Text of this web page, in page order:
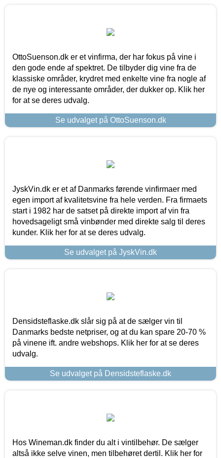
OttoSuenson.dk er et vinfirma, der har fokus på vine i
den gode ende af spektret. De tilbyder dig vine fra de
klassiske områder, krydret med enkelte vine fra nogle af
de nye og interessante områder, der dukker op. Klik her
for at se deres udvalg.
Se udvalget på OttoSuenson.dk
JyskVin.dk er et af Danmarks førende vinfirmaer med
egen import af kvalitetsvine fra hele verden. Fra firmaets
start i 1982 har de satset på direkte import af vin fra
hovedsageligt små vinbønder med direkte salg til deres
kunder. Klik her for at se deres udvalg.
Se udvalget på JyskVin.dk
Densidsteflaske.dk slår sig på at de sælger vin til
Danmarks bedste netpriser, og at du kan spare 20-70 %
på vinene ift. andre webshops. Klik her for at se deres
udvalg.
Se udvalget på Densidsteflaske.dk
Hos Wineman.dk finder du alt i vintilbehør. De sælger
altså ikke selve vinen, men tilbehøret dertil. Klik her for